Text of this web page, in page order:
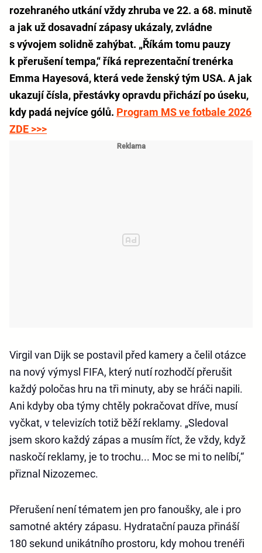
rozehraného utkání vždy zhruba ve 22. a 68. minutě
a jak už dosavadní zápasy ukázaly, zvládne
s vývojem solidně zahýbat. „Říkám tomu pauzy
k přerušení tempa,“ říká reprezentační trenérka
Emma Hayesová, která vede ženský tým USA. A jak
ukazují čísla, přestávky opravdu přichází po úseku,
kdy padá nejvíce gólů. Program MS ve fotbale 2026
ZDE >>>
Virgil van Dijk se postavil před kamery a čelil otázce
na nový výmysl FIFA, který nutí rozhodčí přerušit
každý poločas hru na tři minuty, aby se hráči napili.
Ani kdyby oba týmy chtěly pokračovat dříve, musí
vyčkat, v televizích totiž běží reklamy. „Sledoval
jsem skoro každý zápas a musím říct, že vždy, když
naskočí reklamy, je to trochu... Moc se mi to nelíbí,“
přiznal Nizozemec.
Přerušení není tématem jen pro fanoušky, ale i pro
samotné aktéry zápasu. Hydratační pauza přináší
180 sekund unikátního prostoru, kdy mohou trenéři